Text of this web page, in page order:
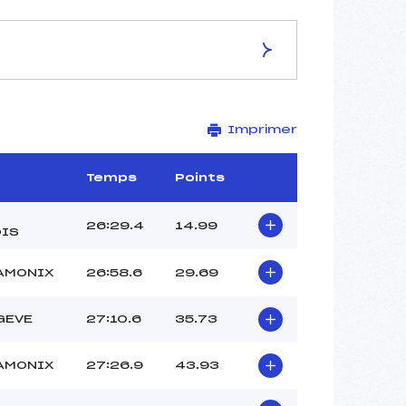
JEAN-MARC GAILLARD
10 km
Imprimer
Temps Points
26:29.4 14.99
26:58.6 29.69
27:10.6 35.73
27:26.9 43.93